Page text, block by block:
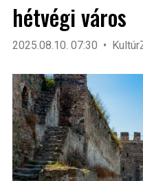
hétvégi város
2025.08.10. 07:30